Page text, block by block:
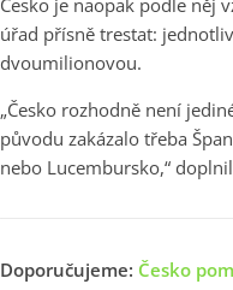
Česko je naopak podle něj
úřad přísně trestat:
dvoumilionovou.
„Česko rozhodně není
původu zakázalo třeba
nebo Lucembursko,“
Doporučujeme: Česko